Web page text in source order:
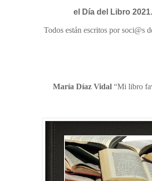
el Día del Libro 2021.
Todos están escritos por soci@s
María Díaz Vidal“Mi libro